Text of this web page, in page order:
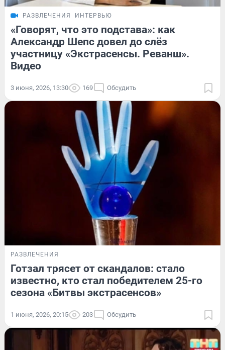
РАЗВЛЕЧЕНИЯ ИНТЕРВЬЮ
«Говорят, что это подстава»: как
Александр Шепс довел до слёз
участницу «Экстрасенсы. Реванш».
Видео
3 июня, 2026, 13:30 169 Обсудить
РАЗВЛЕЧЕНИЯ
Готзал трясет от скандалов: стало
известно, кто стал победителем 25-го
сезона «Битвы экстрасенсов»
1 июня, 2026, 20:15 203 Обсудить